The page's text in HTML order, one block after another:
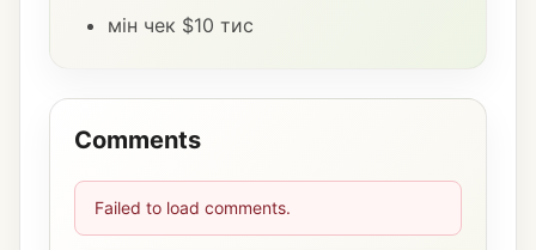
мін чек $10 тис
Comments
Failed to load comments.